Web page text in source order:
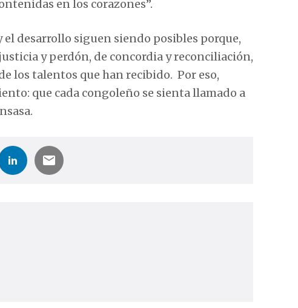
en los corazones”.
el desarrollo siguen siendo posibles porque,
y perdón, de concordia y reconciliación,
los talentos que han recibido. Por eso,
que cada congoleño se sienta llamado a